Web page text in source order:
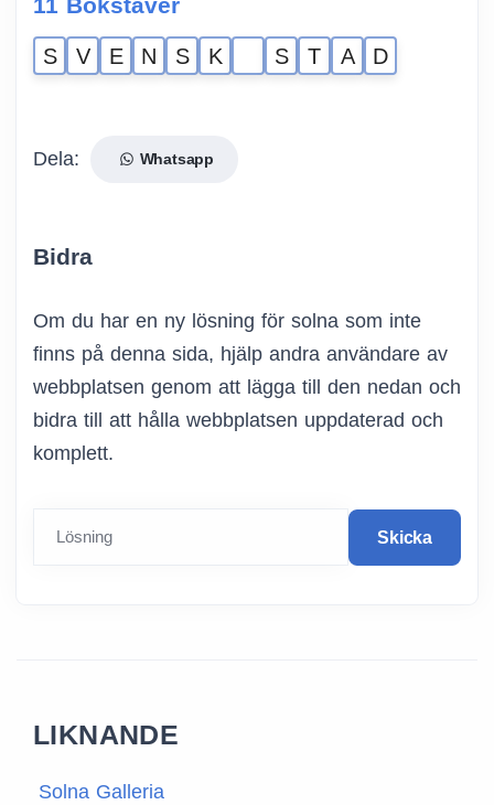
11 Bokstäver
S V E N S K S T A D
Dela: Whatsapp
Bidra
Om du har en ny lösning för solna som inte
finns på denna sida, hjälp andra användare av
webbplatsen genom att lägga till den nedan och
bidra till att hålla webbplatsen uppdaterad och
komplett.
Lösning Skicka
LIKNANDE
Solna Galleria